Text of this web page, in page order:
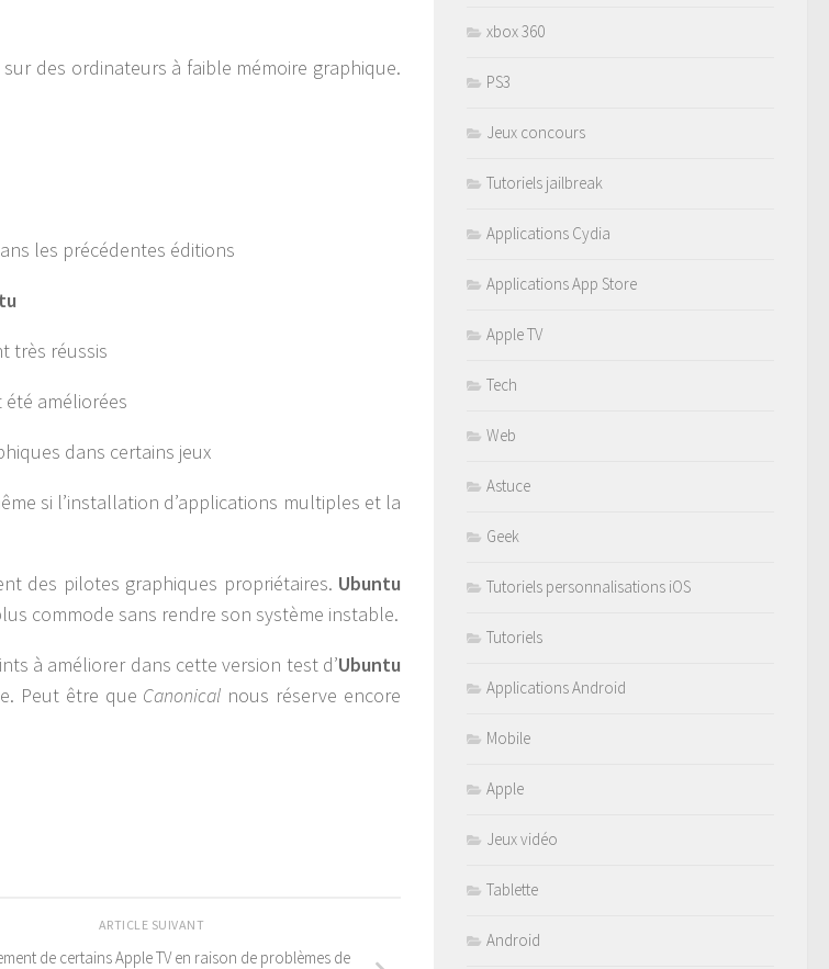
des ordinateurs à faible mémoire graphique.
les précédentes éditions
très réussis
améliorées
dans certains jeux
si l’installation d’applications multiples et la
des pilotes graphiques propriétaires. Ubuntu
commode sans rendre son système instable.
à améliorer dans cette version test d’Ubuntu
Peut être que Canonical nous réserve encore
ARTICLE SUIVANT
de certains Apple TV en raison de problèmes de
xbox 360
PS3
Jeux concours
Tutoriels jailbreak
Applications Cydia
Applications App Store
Apple TV
Tech
Web
Astuce
Geek
Tutoriels personnalisations iOS
Tutoriels
Applications Android
Mobile
Apple
Jeux vidéo
Tablette
Android